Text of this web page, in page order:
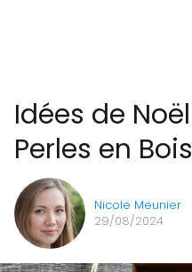
Idées de
Perles en Bois
Nicole Meunier
29/08/2024